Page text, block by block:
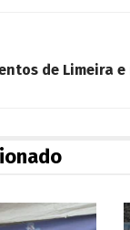
de Limeira e